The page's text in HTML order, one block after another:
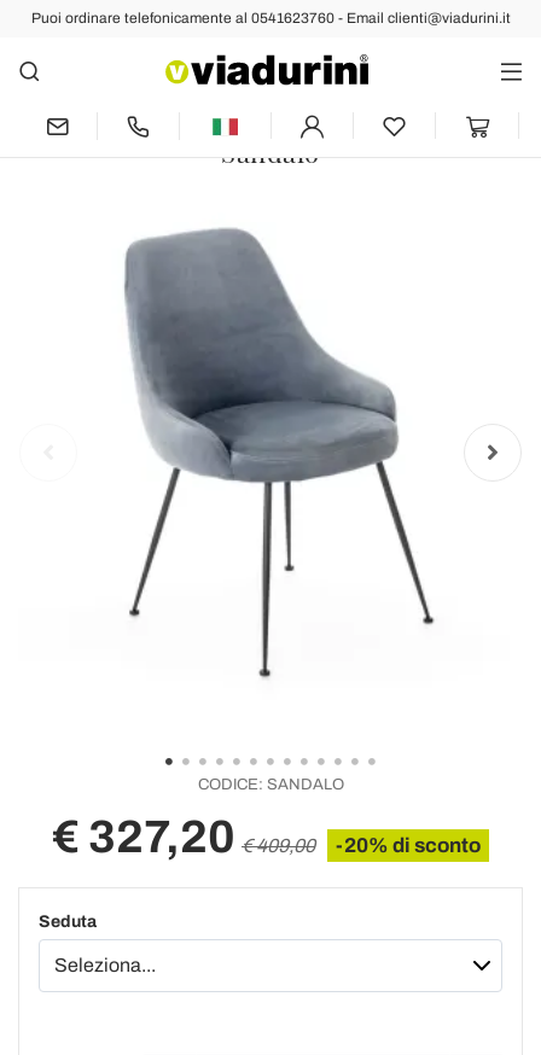
Puoi ordinare telefonicamente al 0541623760 - Email clienti@viadurini.it
Indietro Prec Succ
Sedia da Soggiorno con Seduta in
Tessuto di Microfibra di Diversi Colori -
Sandalo
CODICE: SANDALO
€ 327,20 € 409,00 -20% di sconto
Seduta